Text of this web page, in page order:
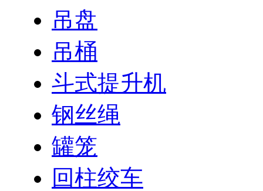
吊盘
吊桶
斗式提升机
钢丝绳
罐笼
回柱绞车